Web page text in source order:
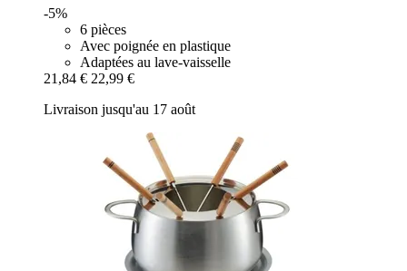
-5%
6 pièces
Avec poignée en plastique
Adaptées au lave-vaisselle
21,84 € 22,99 €
Livraison jusqu'au 17 août